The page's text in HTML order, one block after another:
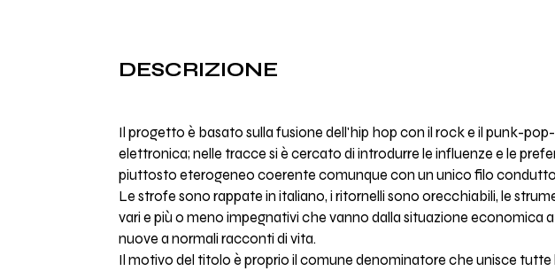
DESCRIZIONE
Il progetto è basato sulla fusione dell'hip hop con il rock e il punk-
elettronica; nelle tracce si è cercato di introdurre le influenze e le
piuttosto eterogeneo coerente comunque con un unico filo
Le strofe sono rappate in italiano, i ritornelli sono orecchiabili, le
vari e più o meno impegnativi che vanno dalla situazione
nuove a normali racconti di vita.
Il motivo del titolo è proprio il comune denominatore che unisce